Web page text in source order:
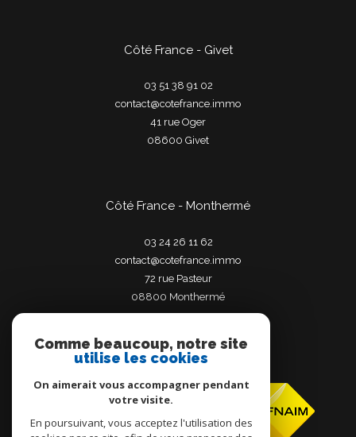
Côté France - Givet
03 51 38 91 02
contact@cotefrance.immo
41 rue Oger
08600
givet
Côté France - Monthermé
03 24 26 11 62
contact@cotefrance.immo
72 rue Pasteur
08800
monthermé
Adhérents
Comme beaucoup, notre site
utilise les cookies
On aimerait vous accompagner pendant
votre visite.
En poursuivant, vous acceptez l'utilisation des